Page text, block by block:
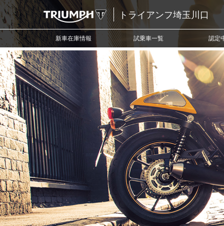
トライアンフ埼玉川口
新車在庫情報 試乗車一覧 認定